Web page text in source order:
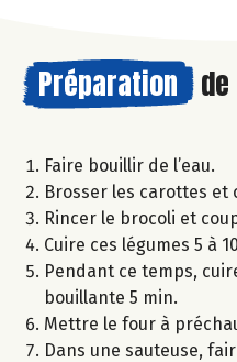
Préparation
Faire bouillir de l’eau.
Brosser les carottes et
Rincer le brocoli et
Cuire ces légumes 5 à
Pendant ce temps,
bouillante 5 min.
Mettre le four à
Dans une sauteuse,